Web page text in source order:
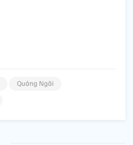
Quảng Ngãi